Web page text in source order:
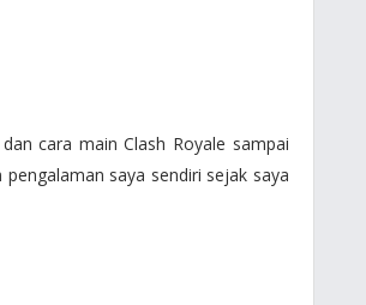
cara main Clash Royale sampai
saya sendiri sejak saya